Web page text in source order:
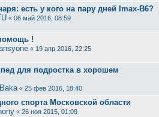
есть у кого на пару дней Imax-B6?
« 06 май 2016, 08:59
!
« 19 апр 2016, 22:25
для подростка в хорошем
« 25 фев 2016, 18:40
спорта Московской области
« 26 ноя 2015, 01:09